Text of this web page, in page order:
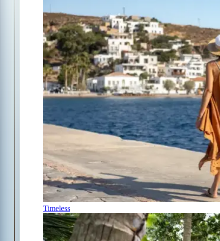
Timeless